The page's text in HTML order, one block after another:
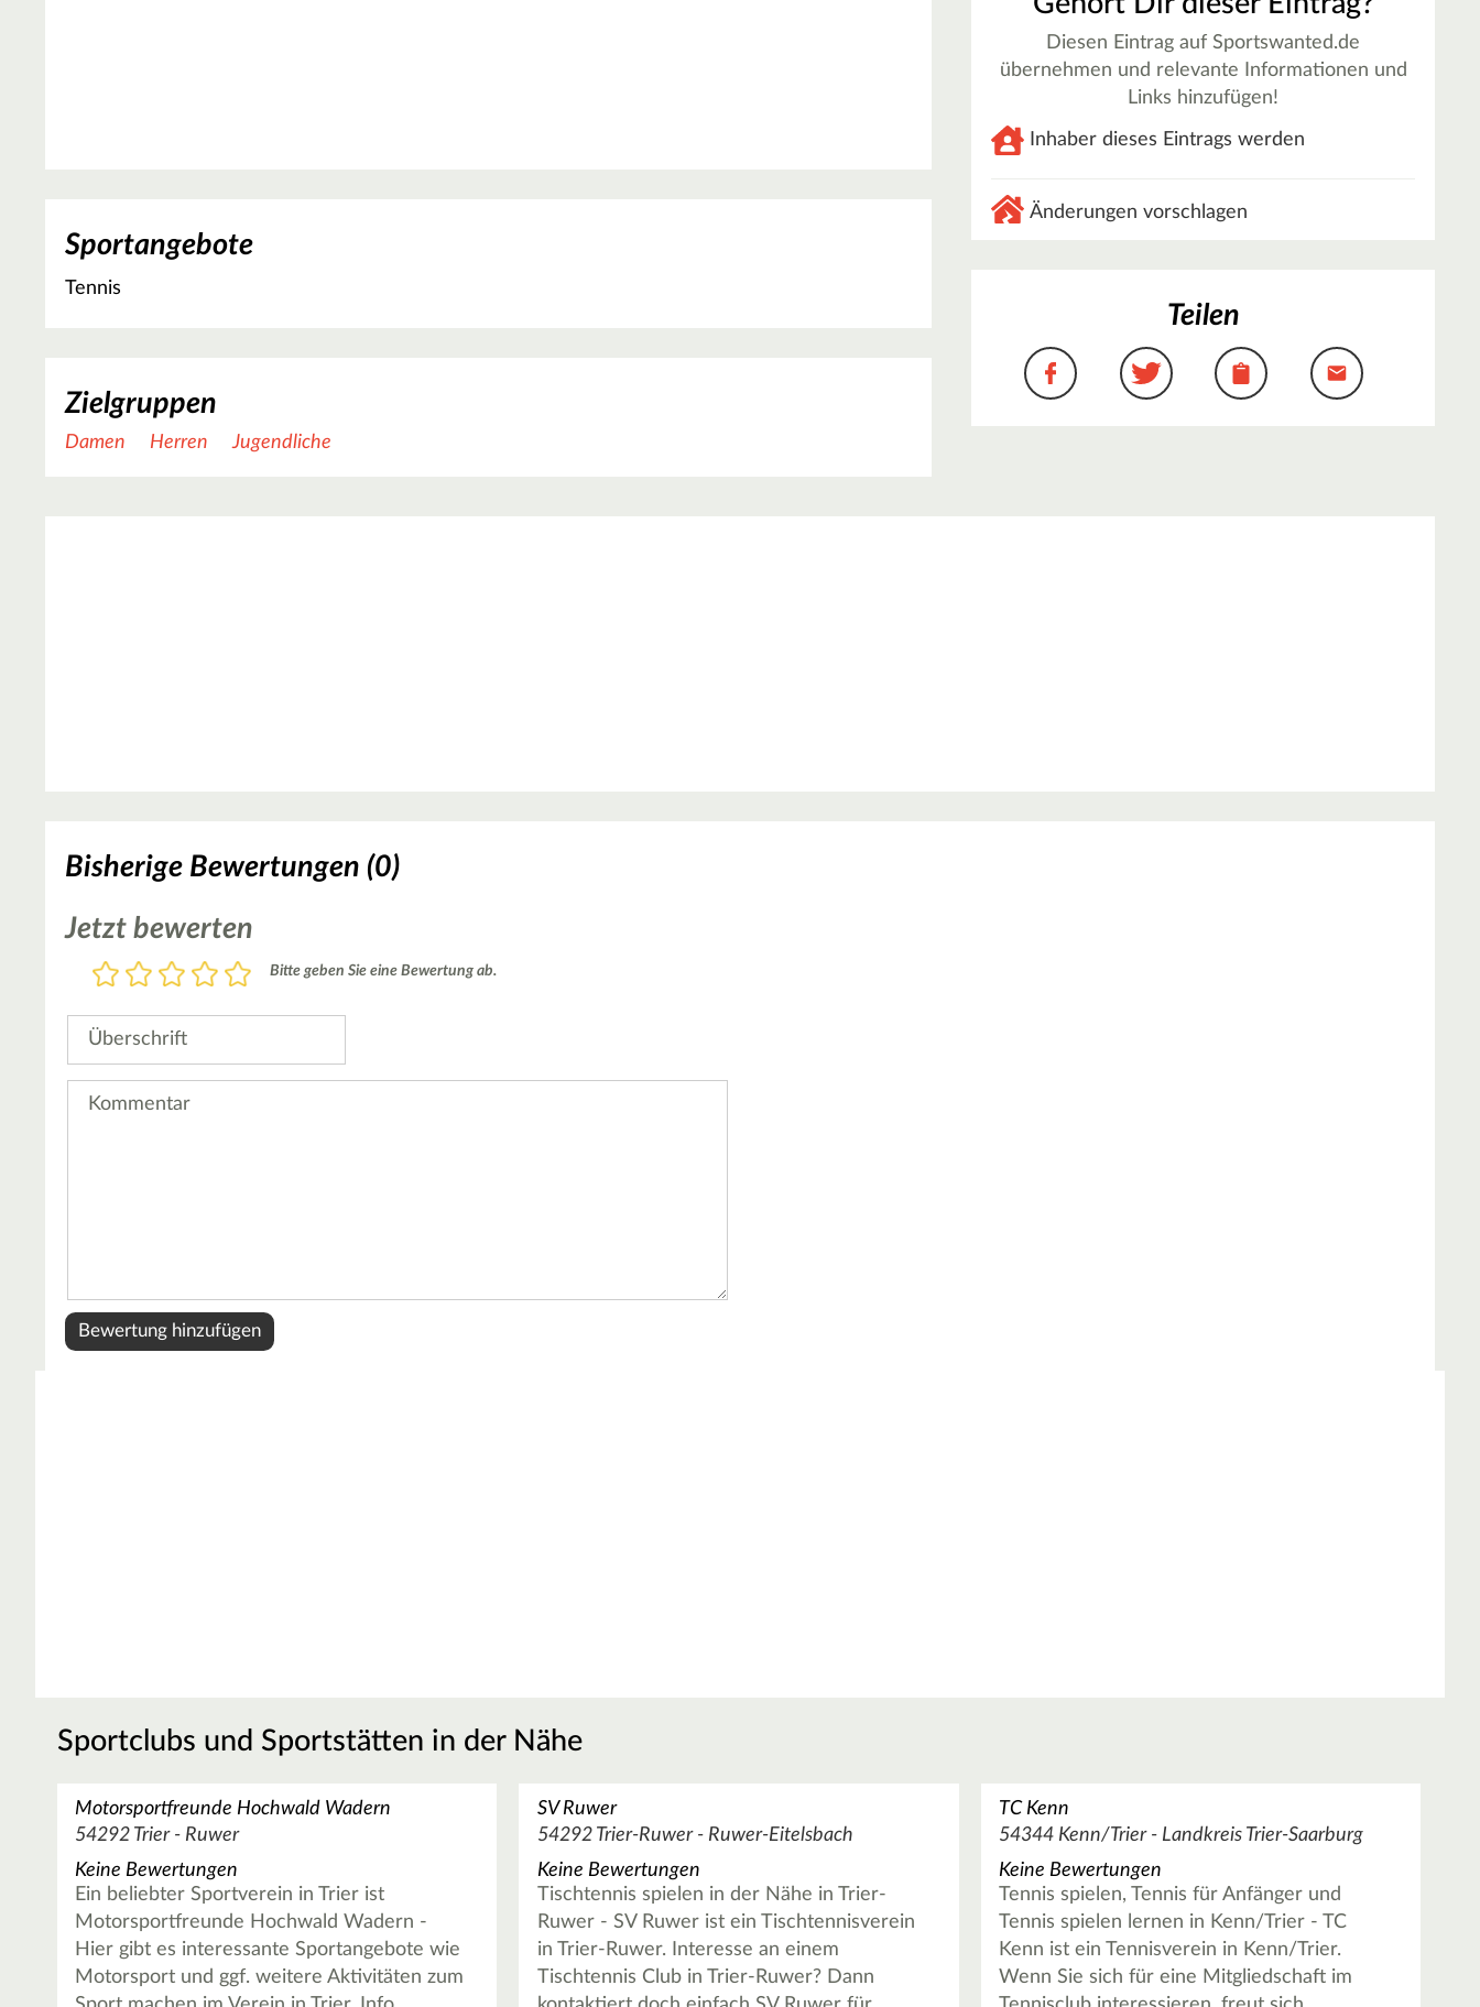
Sportangebote
Tennis
Zielgruppen
Damen Herren Jugendliche
Diesen Eintrag auf Sportswanted.de
übernehmen und relevante Informationen und
Links hinzufügen!
Inhaber dieses Eintrags werden
Änderungen vorschlagen
Teilen
Bisherige Bewertungen (0)
Jetzt bewerten
Bewertung
5
4
3
2
1
Bitte geben Sie eine Bewertung ab.
Überschrift
Sportclubs und Sportstätten in der Nähe
Motorsportfreunde Hochwald Wadern
54292 Trier - Ruwer
Keine Bewertungen
Ein beliebter Sportverein in Trier ist
Motorsportfreunde Hochwald Wadern -
Hier gibt es interessante Sportangebote wie
Motorsport und ggf. weitere Aktivitäten zum
SV Ruwer
54292 Trier-Ruwer - Ruwer-Eitelsbach
Keine Bewertungen
Tischtennis spielen in der Nähe in Trier-
Ruwer - SV Ruwer ist ein Tischtennisverein
in Trier-Ruwer. Interesse an einem
Tischtennis Club in Trier-Ruwer? Dann
TC Kenn
54344 Kenn/Trier - Landkreis Trier-Saarburg
Keine Bewertungen
Tennis spielen, Tennis für Anfänger und
Tennis spielen lernen in Kenn/Trier - TC
Kenn ist ein Tennisverein in Kenn/Trier.
Wenn Sie sich für eine Mitgliedschaft im